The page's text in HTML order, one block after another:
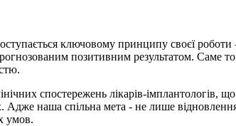
ключовому принципу своєї
позитивним результатом.
спостережень лікарів-імплантологів,
Адже наша спільна мета - не лише
умов.